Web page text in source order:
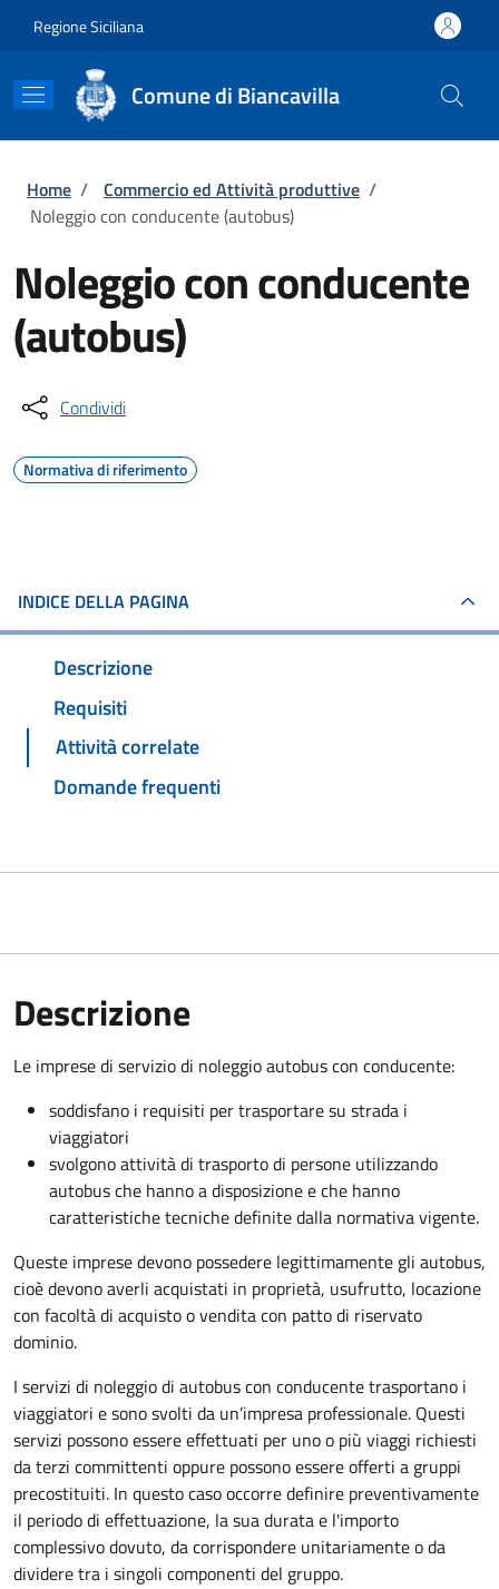
Regione Siciliana
Comune di Biancavilla
Briciole di pane
Home / Commercio ed Attività produttive /
Noleggio con conducente (autobus)
Noleggio con conducente
(autobus)
Condividi
Normativa di riferimento
INDICE DELLA PAGINA
Descrizione
Requisiti
Attività correlate
Domande frequenti
Descrizione
Le imprese di servizio di noleggio autobus con conducente:
soddisfano i requisiti per trasportare su strada i
viaggiatori
svolgono attività di trasporto di persone utilizzando
autobus che hanno a disposizione e che hanno
caratteristiche tecniche definite dalla normativa vigente.
Queste imprese devono possedere legittimamente gli autobus,
cioè devono averli acquistati in proprietà, usufrutto, locazione
con facoltà di acquisto o vendita con patto di riservato
dominio.
I servizi di noleggio di autobus con conducente trasportano i
viaggiatori e sono svolti da un’impresa professionale. Questi
servizi possono essere effettuati per uno o più viaggi richiesti
da terzi committenti oppure possono essere offerti a gruppi
precostituiti. In questo caso occorre definire preventivamente
il periodo di effettuazione, la sua durata e l'importo
complessivo dovuto, da corrispondere unitariamente o da
dividere tra i singoli componenti del gruppo.